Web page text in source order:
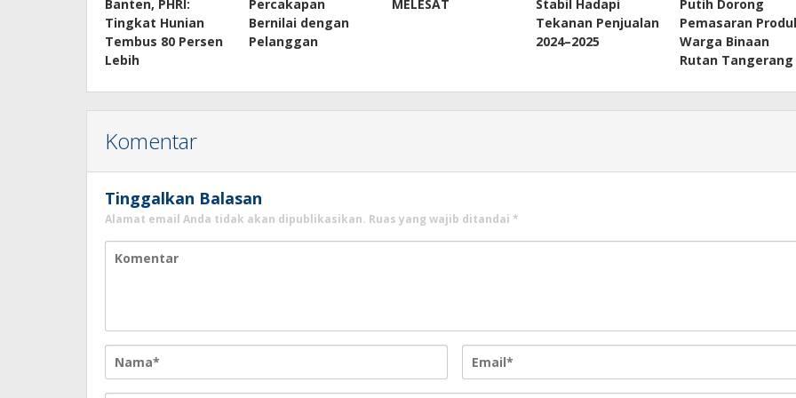
Banten, PHRI:
Tingkat Hunian
Tembus 80 Persen
Lebih
Percakapan
Bernilai dengan
Pelanggan
MELESAT
Stabil Hadapi
Tekanan Penjualan
2024–2025
Putih Dorong
Pemasaran
Warga Binaan
Rutan Tangerang
Komentar
Tinggalkan Balasan
Alamat email Anda tidak akan dipublikasikan. Ruas yang wajib ditandai *